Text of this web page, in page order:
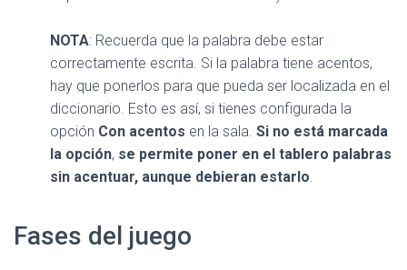
NOTA: Recuerda que la palabra debe estar
correctamente escrita. Si la palabra tiene acentos,
hay que ponerlos para que pueda ser localizada en el
diccionario. Esto es así, si tienes configurada la
opción Con acentos en la sala. Si no está marcada
la opción, se permite poner en el tablero palabras
sin acentuar, aunque debieran estarlo.
Fases del juego